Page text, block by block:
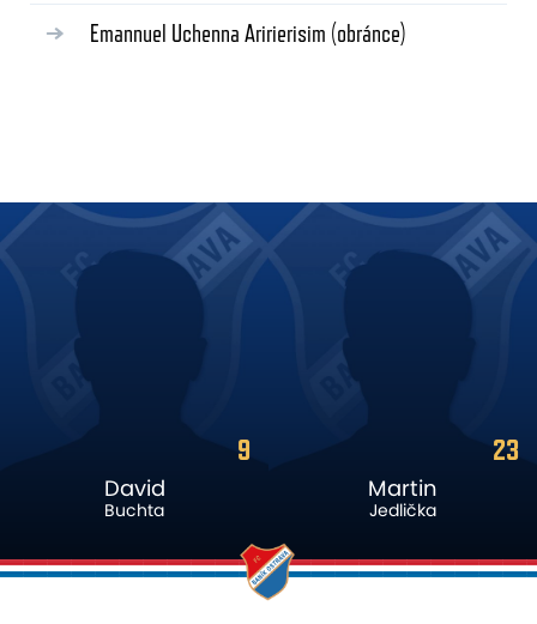
Emannuel Uchenna Aririerisim (obránce)
23
Martin
Jedlička
83
Roan
Nogha